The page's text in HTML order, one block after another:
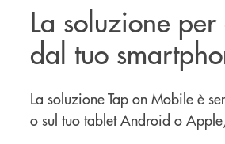
La soluzione
dal tuo
La soluzione Tap on Mobile è
o sul tuo tablet Android o